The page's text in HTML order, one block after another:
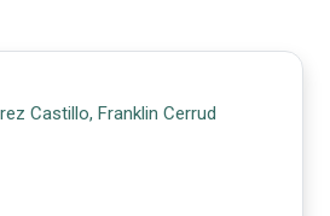
Castillo, Franklin Cerrud